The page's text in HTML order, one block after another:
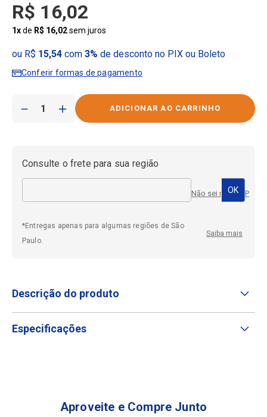
R$ 16,02
1xde R$ 16,02sem juros
ou R$ 15,54com 3% de desconto no PIX ou Boleto
Conferir formas de pagamento
＋
－
Consulte o frete para sua região
Não sei meu CEP
*Entregas apenas para algumas regiões de São
Paulo.
Saiba mais
Descrição do produto
Especificações
Aproveite e Compre Junto